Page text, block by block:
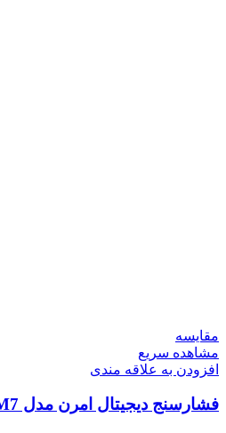
مقایسه
مشاهده سریع
افزودن به علاقه مندی
فشارسنج دیجیتال امرن مدل M7